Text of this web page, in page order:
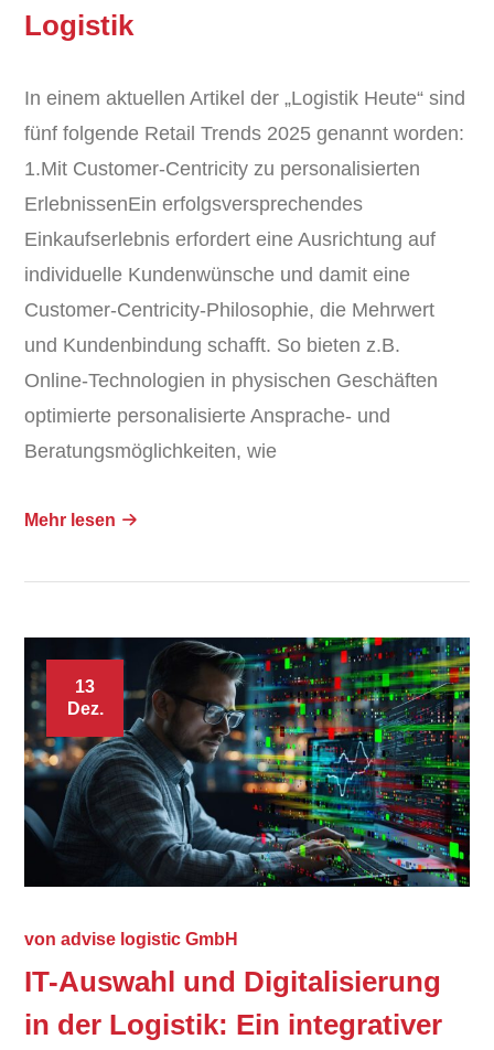
Logistik
In einem aktuellen Artikel der „Logistik Heute“ sind
fünf folgende Retail Trends 2025 genannt worden:
1.Mit Customer-Centricity zu personalisierten
ErlebnissenEin erfolgsversprechendes
Einkaufserlebnis erfordert eine Ausrichtung auf
individuelle Kundenwünsche und damit eine
Customer-Centricity-Philosophie, die Mehrwert
und Kundenbindung schafft. So bieten z.B.
Online-Technologien in physischen Geschäften
optimierte personalisierte Ansprache- und
Beratungsmöglichkeiten, wie
Mehr lesen
13
Dez.
vonadvise logistic GmbH
IT-Auswahl und Digitalisierung
in der Logistik: Ein integrativer